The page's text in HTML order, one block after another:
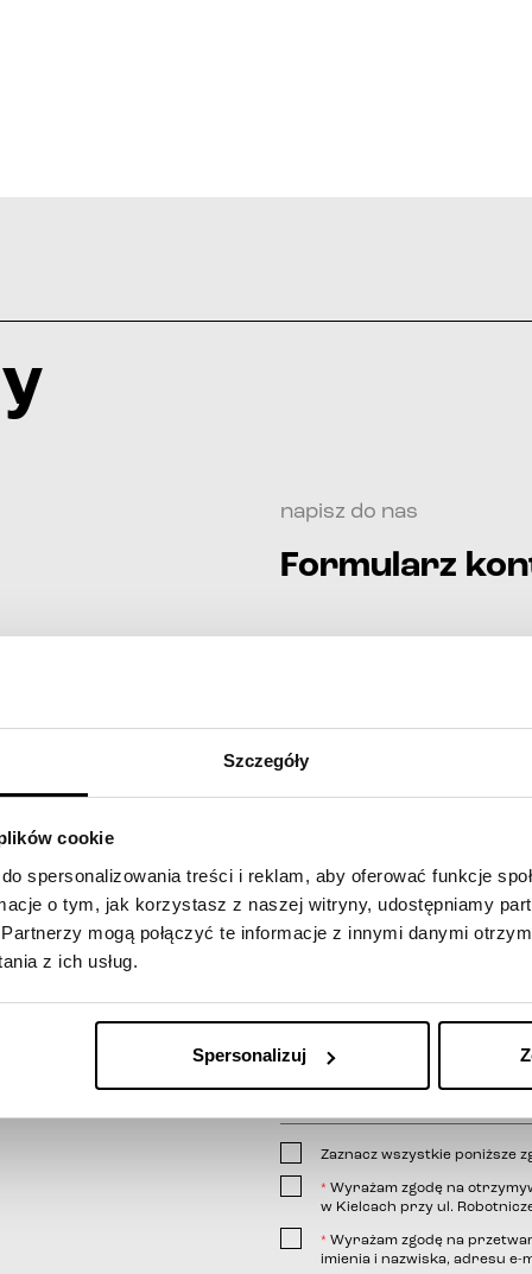
Szczegóły
cookie
spersonalizowania treści i reklam, aby oferować funkcje
o tym, jak korzystasz z naszej witryny, udostępniamy
mogą połączyć te informacje z innymi danymi
z ich usług.
Spersonalizuj
napisz do nas
Formularz
telefon*
e-mail*
Zaznacz wszystkie poniższe
* Wyrażam zgodę na
w Kielcach przy ul.
* Wyrażam zgodę na
imienia i nazwiska, adresu e-